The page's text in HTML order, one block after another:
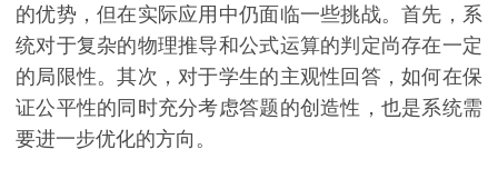
的优势，但在实际应用中仍面临一些挑战。首先，系
统对于复杂的物理推导和公式运算的判定尚存在一定
的局限性。其次，对于学生的主观性回答，如何在保
证公平性的同时充分考虑答题的创造性，也是系统需
要进一步优化的方向。